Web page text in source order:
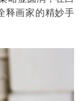
释画家的精妙手